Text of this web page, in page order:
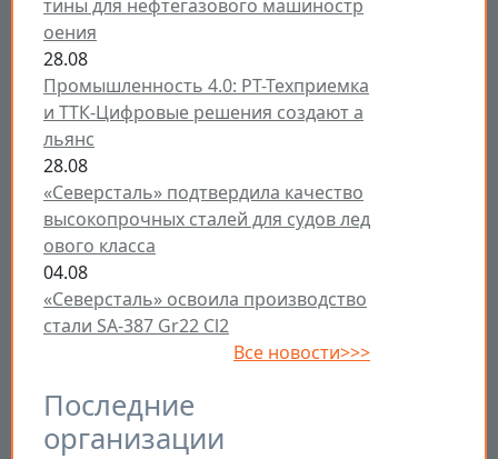
тины для нефтегазового машиностр
оения
28.08
Промышленность 4.0: РТ-Техприемка
и ТТК-Цифровые решения создают а
льянс
28.08
«Северсталь» подтвердила качество
высокопрочных сталей для судов лед
ового класса
04.08
«Северсталь» освоила производство
стали SA-387 Gr22 Cl2
Все новости>>>
Последние
организации